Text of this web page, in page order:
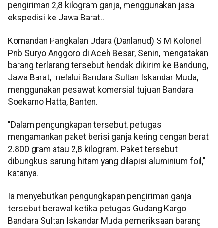
pengiriman 2,8 kilogram ganja, menggunakan jasa
ekspedisi ke Jawa Barat..
Komandan Pangkalan Udara (Danlanud) SIM Kolonel
Pnb Suryo Anggoro di Aceh Besar, Senin, mengatakan
barang terlarang tersebut hendak dikirim ke Bandung,
Jawa Barat, melalui Bandara Sultan Iskandar Muda,
menggunakan pesawat komersial tujuan Bandara
Soekarno Hatta, Banten.
"Dalam pengungkapan tersebut, petugas
mengamankan paket berisi ganja kering dengan berat
2.800 gram atau 2,8 kilogram. Paket tersebut
dibungkus sarung hitam yang dilapisi aluminium foil,"
katanya.
Ia menyebutkan pengungkapan pengiriman ganja
tersebut berawal ketika petugas Gudang Kargo
Bandara Sultan Iskandar Muda pemeriksaan barang